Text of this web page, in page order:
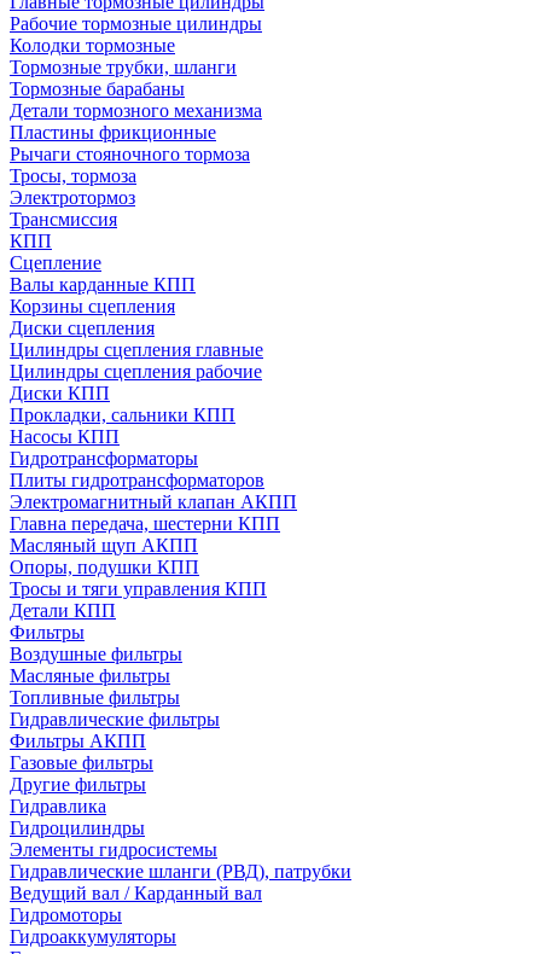
Рабочие тормозные цилиндры
Колодки тормозные
Тормозные трубки, шланги
Тормозные барабаны
Детали тормозного механизма
Пластины фрикционные
Рычаги стояночного тормоза
Тросы, тормоза
Электротормоз
Трансмиссия
КПП
Сцепление
Валы карданные КПП
Корзины сцепления
Диски сцепления
Цилиндры сцепления главные
Цилиндры сцепления рабочие
Диски КПП
Прокладки, сальники КПП
Насосы КПП
Гидротрансформаторы
Плиты гидротрансформаторов
Электромагнитный клапан АКПП
Главна передача, шестерни КПП
Масляный щуп АКПП
Опоры, подушки КПП
Тросы и тяги управления КПП
Детали КПП
Фильтры
Воздушные фильтры
Масляные фильтры
Топливные фильтры
Гидравлические фильтры
Фильтры АКПП
Газовые фильтры
Другие фильтры
Гидравлика
Гидроцилиндры
Элементы гидросистемы
Гидравлические шланги (РВД), патрубки
Ведущий вал / Карданный вал
Гидромоторы
Гидроаккумуляторы